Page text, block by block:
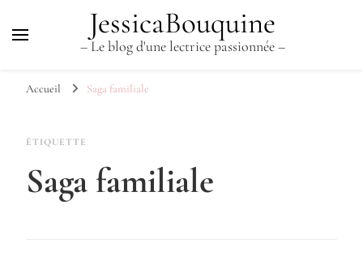
JessicaBouquine
– Le blog d'une lectrice passionnée –
Accueil Saga familiale
ÉTIQUETTE
Saga familiale